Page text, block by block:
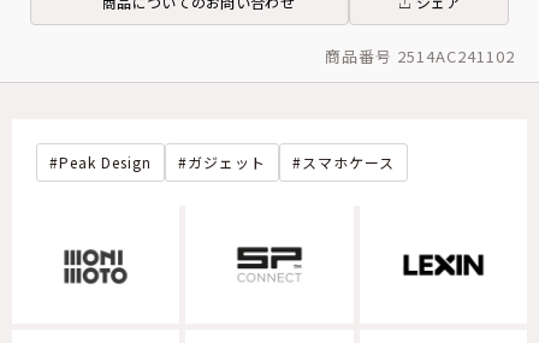
商品番号 2514AC241102
Peak Design ガジェット スマホケース